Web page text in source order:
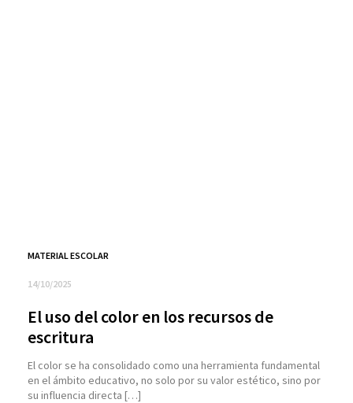
MATERIAL ESCOLAR
14/10/2025
El uso del color en los recursos de
escritura
El color se ha consolidado como una herramienta fundamental
en el ámbito educativo, no solo por su valor estético, sino por
su influencia directa […]